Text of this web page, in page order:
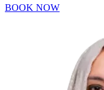
BOOK NOW